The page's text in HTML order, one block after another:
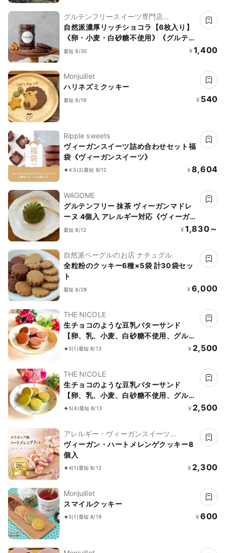
グルテンフリースイーツ専門店
NachuRa(ナチュラ)-南青山-
自然派濃厚リッチショコラ【6枚入り】
《卵・小麦・白砂糖不使用》《グルテン
フリー》《アレルギー配慮》
最短 8/30 ¥ 1,400
Monjuillet
ハリネズミクッキー
最短 8/19 ¥ 540
Ripple sweets
ヴィーガンスイーツ詰め合わせセット福
袋《ヴィーガンスイーツ》
4.5(2)最短 8/12 ¥ 8,604
WAGOME
グルテンフリー 抹茶 ヴィーガンマドレ
ーヌ 4個入 アレルギー対応《ヴィーガ
ンスイーツ》《グルテンフリー》
最短 8/12 ¥ 1,830～
自然派ベーグルのお店 ナチュグル
全粒粉のクッキー6種×5袋 計30袋セッ
ト
最短 8/28 ¥ 6,000
THE NICOLE
生チョコのような豆乳バターサンド
【卵、乳、小麦、白砂糖不使用、グルテ
ンフリースイーツ】ボタニカルカカオサ
5(1)最短 8/13 ¥ 2,500
THE NICOLE
生チョコのような豆乳バターサンド
【卵、乳、小麦、白砂糖不使用、グルテ
ンフリースイーツ】ボタニカルサンド
ギー配慮》
5(4)最短 8/13 ¥ 2,500
アレルギー・ヴィーガンスイーツ
L'AURA(ローラ)
ヴィーガン・ハートメレンゲクッキー8
個入
4(1)最短 8/12 ¥ 2,300
Monjuillet
スマイルクッキー
5(1)最短 8/19 ¥ 600